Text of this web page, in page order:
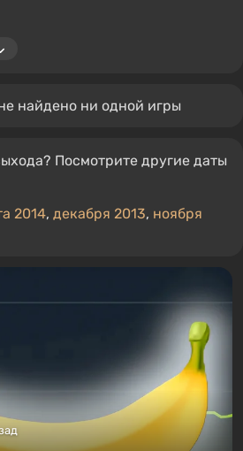
найдено ни одной игры
Посмотрите другие даты
2014, декабря 2013, ноября